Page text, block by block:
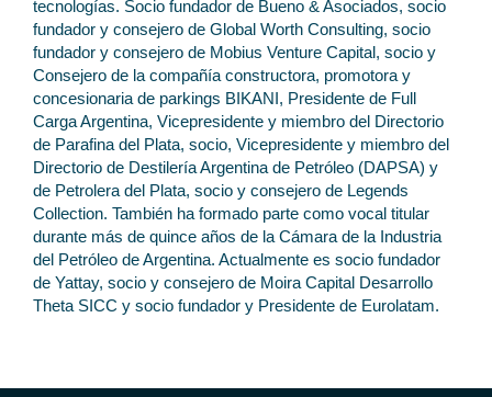
tecnologías. Socio fundador de Bueno & Asociados, socio
fundador y consejero de Global Worth Consulting, socio
fundador y consejero de Mobius Venture Capital, socio y
Consejero de la compañía constructora, promotora y
concesionaria de parkings BIKANI, Presidente de Full
Carga Argentina, Vicepresidente y miembro del Directorio
de Parafina del Plata, socio, Vicepresidente y miembro del
Directorio de Destilería Argentina de Petróleo (DAPSA) y
de Petrolera del Plata, socio y consejero de Legends
Collection. También ha formado parte como vocal titular
durante más de quince años de la Cámara de la Industria
del Petróleo de Argentina. Actualmente es socio fundador
de Yattay, socio y consejero de Moira Capital Desarrollo
Theta SICC y socio fundador y Presidente de Eurolatam.